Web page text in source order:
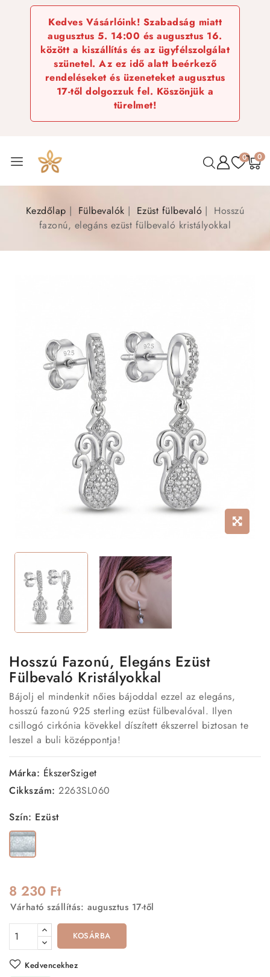
Kedves Vásárlóink! Szabadság miatt
augusztus 5. 14:00 és augusztus 16.
között a kiszállítás és az ügyfélszolgálat
szünetel. Az ez idő alatt beérkező
rendeléseket és üzeneteket augusztus
17-től dolgozzuk fel. Köszönjük a
türelmet!
0 0
Kezdőlap Fülbevalók Ezüst fülbevaló
Hosszú
fazonú, elegáns ezüst fülbevaló kristályokkal
Hosszú Fazonú, Elegáns Ezüst
Fülbevaló Kristályokkal
Bájolj el mindenkit nőies bájoddal ezzel az elegáns,
hosszú fazonú 925 sterling ezüst fülbevalóval. Ilyen
csillogó cirkónia kövekkel díszített ékszerrel biztosan te
leszel a buli középpontja!
Márka: ÉkszerSziget
Cikkszám: 2263SL060
Szín: Ezüst
Ezüst
8 230 Ft
Várható szállítás: augusztus 17-től
KOSÁRBA
Kedvencekhez